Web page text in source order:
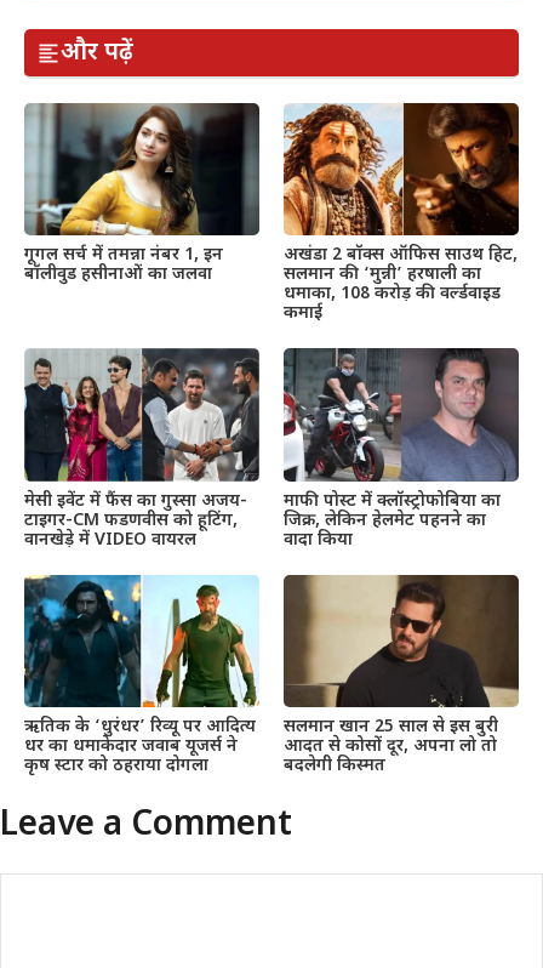
और पढ़ें
गूगल सर्च में तमन्ना नंबर 1, इन
बॉलीवुड हसीनाओं का जलवा
अखंडा 2 बॉक्स ऑफिस साउथ हिट,
सलमान की ‘मुन्नी’ हरषाली का
धमाका, 108 करोड़ की वर्ल्डवाइड
कमाई
मेसी इवेंट में फैंस का गुस्सा अजय-
टाइगर-CM फडणवीस को हूटिंग,
वानखेड़े में VIDEO वायरल
माफी पोस्ट में क्लॉस्ट्रोफोबिया का
जिक्र, लेकिन हेलमेट पहनने का
वादा किया
ऋतिक के ‘धुरंधर’ रिव्यू पर आदित्य
धर का धमाकेदार जवाब यूजर्स ने
कृष स्टार को ठहराया दोगला
सलमान खान 25 साल से इस बुरी
आदत से कोसों दूर, अपना लो तो
बदलेगी किस्मत
Leave a Comment